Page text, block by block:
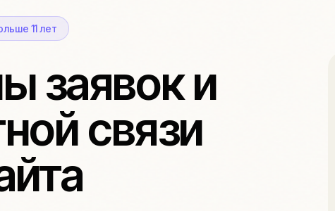
11 лет
заявок и
связи